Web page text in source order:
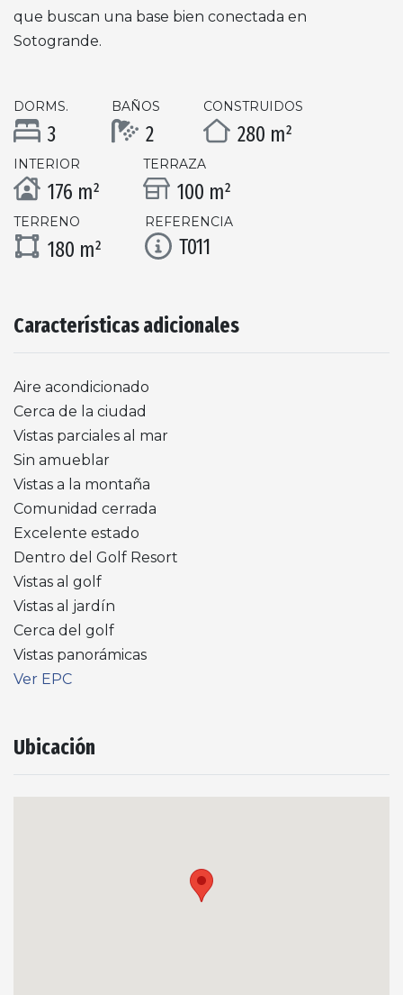
que buscan una base bien conectada en
Sotogrande.
DORMS.
3
BAÑOS
2
CONSTRUIDOS
280 m²
INTERIOR
176 m²
TERRAZA
100 m²
TERRENO
180 m²
REFERENCIA
T011
Características adicionales
Aire acondicionado
Cerca de la ciudad
Vistas parciales al mar
Sin amueblar
Vistas a la montaña
Comunidad cerrada
Excelente estado
Dentro del Golf Resort
Vistas al golf
Vistas al jardín
Cerca del golf
Vistas panorámicas
Ver EPC
Ubicación